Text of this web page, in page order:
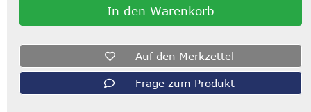
Auf den Merkzettel
Frage zum Produkt